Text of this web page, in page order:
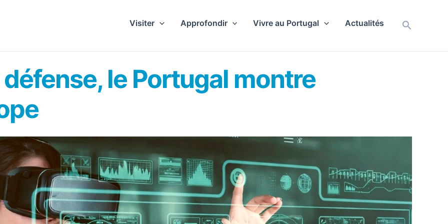
Visiter Approfondir Vivre au Portugal Actualités
le Portugal montre